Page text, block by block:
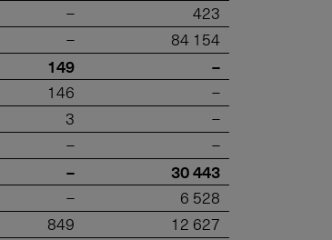
–
423
– 84 154
149 –
146
–
3
–
– –
– 30 443
–
6 528
849
12 627